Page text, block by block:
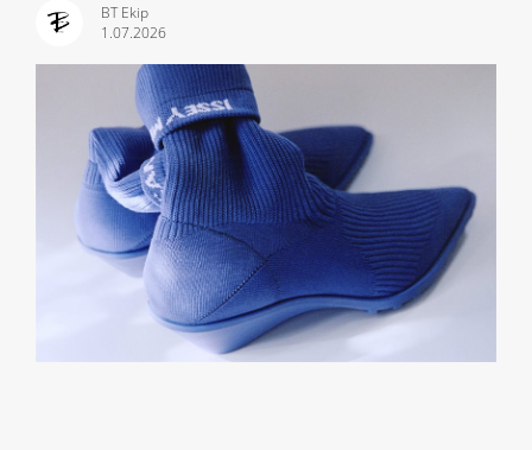
BT Ekip
1.07.2026